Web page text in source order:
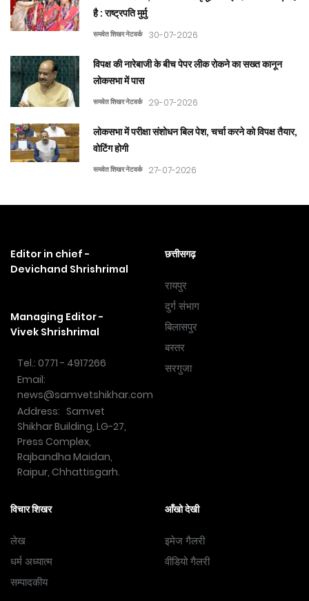
है : राष्ट्रपति मुर्मु
समवेत शिखर नेटवर्क 30-07-2026
विपक्ष की नारेबाजी के बीच पेपर लीक रोकने का सख्त कानून
लोकसभा में पास
समवेत शिखर नेटवर्क 29-07-2026
लोकसभा में परीक्षा संशोधन बिल पेश, चर्चा करने को विपक्ष तैयार,
वोटिंग होगी
समवेत शिखर नेटवर्क 27-07-2026
Editor in chief -
Devichand Shrishrimal
Managing Editor -
Vivek Shrishrimal
Tel.: 0771 - 4917266
Email:
news@samvetshikhar.com
Address: Samvet
Shikhar Building, LG-27,
Press Complex,
Rajbandha Maidan,
Raipur, Chhattisgarh.
छत्तीसगढ़
रायपुर
दुर्ग संभाग
बिलासपुर
बस्तर
सरगुजा
विचार शिखर
लेख
धर्म अध्यात्म
सम्पादकीय
आँखो देखी
इमेज गैलरी
वीडियो गैलरी